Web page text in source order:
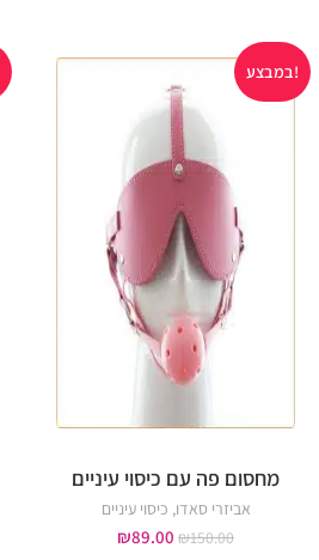
במבצע!
מחסום פה עם כיסוי עיניים
אביזרי סאדו, כיסוי עיניים
₪150.00
₪89.00